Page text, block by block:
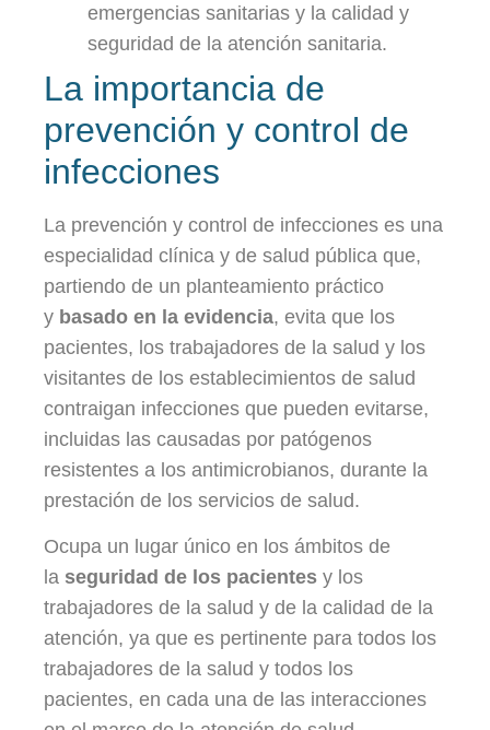
emergencias sanitarias y la calidad y
seguridad de la atención sanitaria.
La importancia de
prevención y control de
infecciones
La prevención y control de infecciones es una
especialidad clínica y de salud pública que,
partiendo de un planteamiento práctico
y basado en la evidencia, evita que los
pacientes, los trabajadores de la salud y los
visitantes de los establecimientos de salud
contraigan infecciones que pueden evitarse,
incluidas las causadas por patógenos
resistentes a los antimicrobianos, durante la
prestación de los servicios de salud.
Ocupa un lugar único en los ámbitos de
la seguridad de los pacientes y los
trabajadores de la salud y de la calidad de la
atención, ya que es pertinente para todos los
trabajadores de la salud y todos los
pacientes, en cada una de las interacciones